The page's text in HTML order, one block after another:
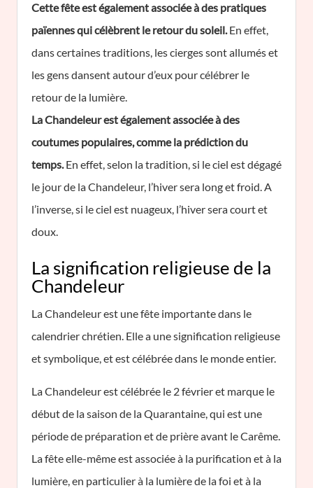
Cette fête est également associée à des pratiques
païennes qui célèbrent le retour du soleil.En effet,
dans certaines traditions, les cierges sont allumés et
les gens dansent autour d’eux pour célébrer le
retour de la lumière.
La Chandeleur est également associée à des
coutumes populaires, comme la prédiction du
temps.En effet, selon la tradition, si le ciel est dégagé
le jour de la Chandeleur, l’hiver sera long et froid. A
l’inverse, si le ciel est nuageux, l’hiver sera court et
doux.
La signification religieuse de la
Chandeleur
La Chandeleur est une fête importante dans le
calendrier chrétien. Elle a une signification religieuse
et symbolique, et est célébrée dans le monde entier.
La Chandeleur est célébrée le 2 février et marque le
début de la saison de la Quarantaine, qui est une
période de préparation et de prière avant le Carême.
La fête elle-même est associée à la purification et à la
lumière, en particulier à la lumière de la foi et à la